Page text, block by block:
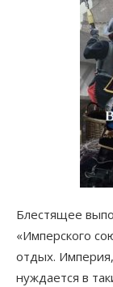
Блестящее
«Имперского
отдых.
нуждается в